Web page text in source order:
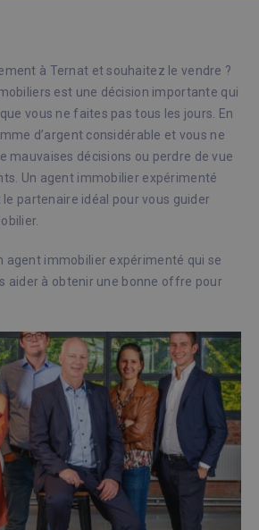
à Ternat et souhaitez le vendre ?
est une décision importante qui
vous ne faites pas tous les jours. En
d’argent considérable et vous ne
mauvaises décisions ou perdre de vue
Un agent immobilier expérimenté
partenaire idéal pour vous guider
agent immobilier expérimenté qui se
aider à obtenir une bonne offre pour